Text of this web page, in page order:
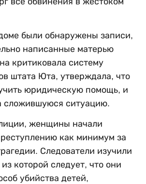
были обнаружены записи,
написанные матерью
критиковала систему
штата Юта, утверждала, что
юридическую помощь, и
сложившуюся ситуацию.
женщины начали
как минимум за
Следователи изучили
которой следует, что они
убийства детей,